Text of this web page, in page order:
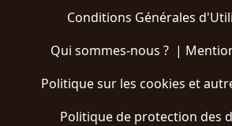
Conditions Générales
Qui sommes-nous ?|
Politique sur les cookies et
Politique de protection des